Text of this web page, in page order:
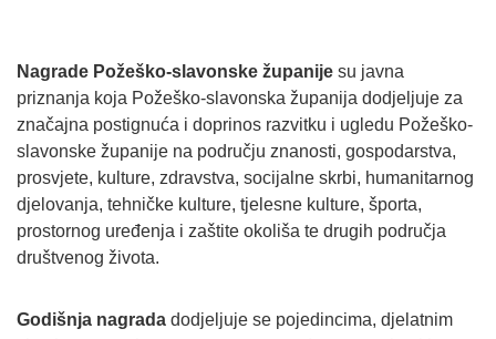
Nagrade Požeško-slavonske županije su javna
priznanja koja Požeško-slavonska županija dodjeljuje za
značajna postignuća i doprinos razvitku i ugledu Požeško-
slavonske županije na području znanosti, gospodarstva,
prosvjete, kulture, zdravstva, socijalne skrbi, humanitarnog
djelovanja, tehničke kulture, tjelesne kulture, športa,
prostornog uređenja i zaštite okoliša te drugih područja
društvenog života.
Godišnja nagrada dodjeljuje se pojedincima, djelatnim